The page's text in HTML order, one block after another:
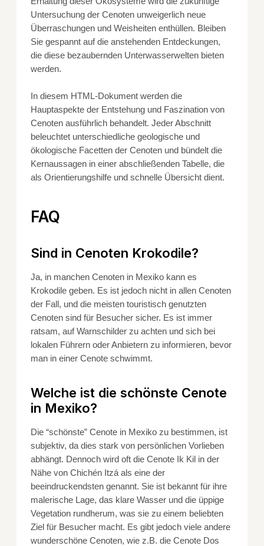
Untersuchung der Cenoten unweigerlich neue
Überraschungen und Weisheiten enthüllen. Bleiben
Sie gespannt auf die anstehenden Entdeckungen,
die diese bezaubernden Unterwasserwelten bieten
werden.
In diesem HTML-Dokument werden die
Hauptaspekte der Entstehung und Faszination von
Cenoten ausführlich behandelt. Jeder Abschnitt
beleuchtet unterschiedliche geologische und
ökologische Facetten der Cenoten und bündelt die
Kernaussagen in einer abschließenden Tabelle, die
als Orientierungshilfe und schnelle Übersicht dient.
FAQ
Sind in Cenoten Krokodile?
Ja, in manchen Cenoten in Mexiko kann es
Krokodile geben. Es ist jedoch nicht in allen Cenoten
der Fall, und die meisten touristisch genutzten
Cenoten sind für Besucher sicher. Es ist immer
ratsam, auf Warnschilder zu achten und sich bei
lokalen Führern oder Anbietern zu informieren, bevor
man in einer Cenote schwimmt.
Welche ist die schönste Cenote
in Mexiko?
Die “schönste” Cenote in Mexiko zu bestimmen, ist
subjektiv, da dies stark von persönlichen Vorlieben
abhängt. Dennoch wird oft die Cenote Ik Kil in der
Nähe von Chichén Itzá als eine der
beeindruckendsten genannt. Sie ist bekannt für ihre
malerische Lage, das klare Wasser und die üppige
Vegetation rundherum, was sie zu einem beliebten
Ziel für Besucher macht. Es gibt jedoch viele andere
wunderschöne Cenoten, wie z.B. die Cenote Dos